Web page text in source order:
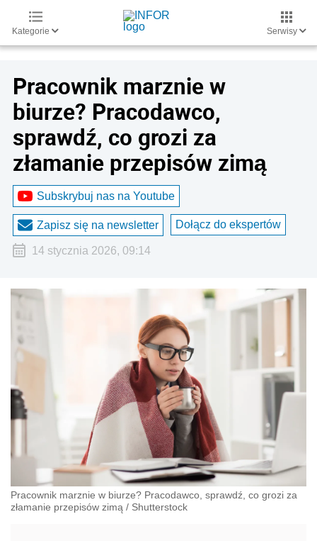
Kategorie Serwisy
Pracownik marznie w
biurze? Pracodawco,
sprawdź, co grozi za
złamanie przepisów zimą
Subskrybuj nas na Youtube
Zapisz się na newsletter Dołącz do ekspertów
14 stycznia 2026, 09:14
Pracownik marznie w biurze? Pracodawco, sprawdź, co grozi za
złamanie przepisów zimą / Shutterstock